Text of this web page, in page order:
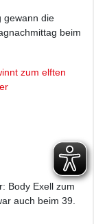
gewann die
beim
zum elften
Body Exell zum
auch beim 39.